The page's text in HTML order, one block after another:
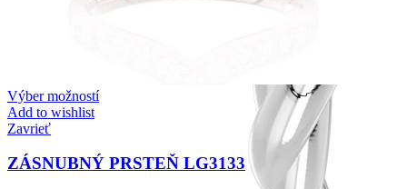
Výber možností
Add to wishlist
Zavrieť
ZÁSNUBNÝ PRSTEŇ LG3133